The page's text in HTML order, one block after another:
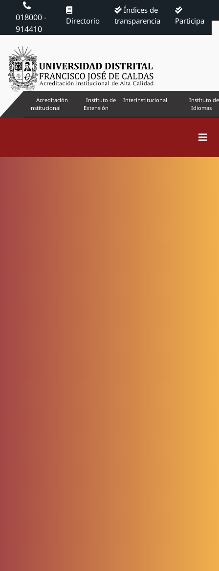
018000 -
914410
Directorio
Índices de
transparencia
Participa
Acreditación
institucional
Instituto de
Extensión
Interinstitucional
Instituto de
Idiomas